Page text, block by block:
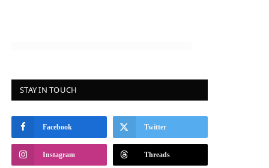
STAY IN TOUCH
Facebook Twitter
Instagram Threads